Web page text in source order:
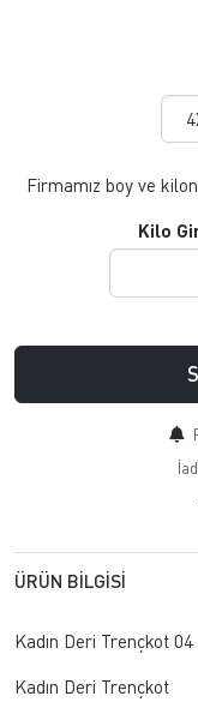
Firmamız boy ve
Kilo
ÜRÜN BILGISI
Kadın Deri Trençkot 04
Kadın Deri Trençkot